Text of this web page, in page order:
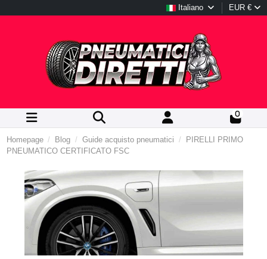
Italiano EUR €
0
Homepage Blog Guide acquisto pneumatici
PIRELLI PRIMO
PNEUMATICO CERTIFICATO FSC